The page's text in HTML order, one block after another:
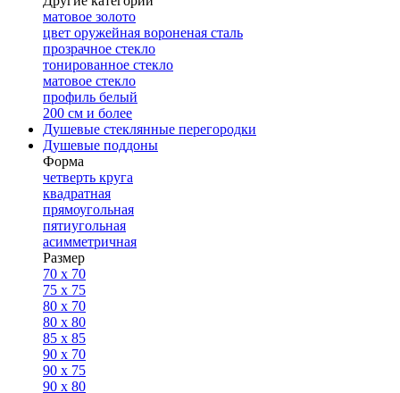
матовое золото
цвет оружейная вороненая сталь
прозрачное стекло
тонированное стекло
матовое стекло
профиль белый
200 см и более
Душевые стеклянные перегородки
Душевые поддоны
Форма
четверть круга
квадратная
прямоугольная
пятиугольная
асимметричная
Размер
70 x 70
75 x 75
80 x 70
80 x 80
85 x 85
90 x 70
90 x 75
90 x 80